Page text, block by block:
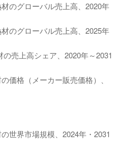
グローバル売上高、2020年
グローバル売上高、2025年
売上高シェア、2020年～2031
価格（メーカー販売価格）、
界市場規模、2024年・2031